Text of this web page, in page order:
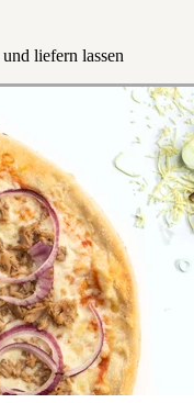
liefern lassen